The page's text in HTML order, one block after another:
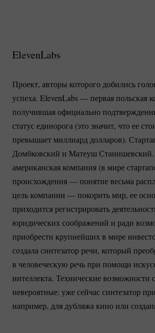
ElevenLabs
Проект, авторы которого добились
успеха. ElevenLabs — первая польская
получившая официально
статус единорога (это значит, что ее
превышает миллиард долларов).
Домбковский и Матеуш
американская компания (в мире
происхождения — понятие весьма
цель компании — покорить мир, ее
приходится регистрировать
юридических соображений и ради
приобрести крупнейших в мире
создала синтезатор речи, который
в человеческую речь при помощи
интеллекта. Технические возможности
невероятные: уже сейчас синтезатор
например, для дубляжа кино или